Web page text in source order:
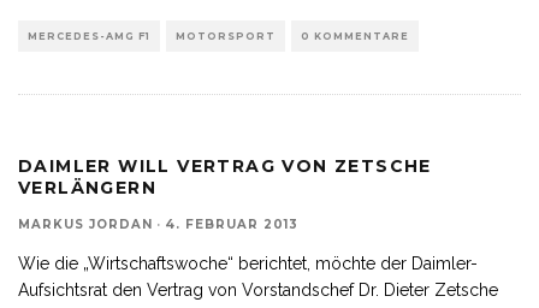
MERCEDES-AMG F1 MOTORSPORT 0 KOMMENTARE
DAIMLER WILL VERTRAG VON ZETSCHE
VERLÄNGERN
MARKUS JORDAN · 4. FEBRUAR 2013
Wie die „Wirtschaftswoche“ berichtet, möchte der Daimler-
Aufsichtsrat den Vertrag von Vorstandschef Dr. Dieter Zetsche